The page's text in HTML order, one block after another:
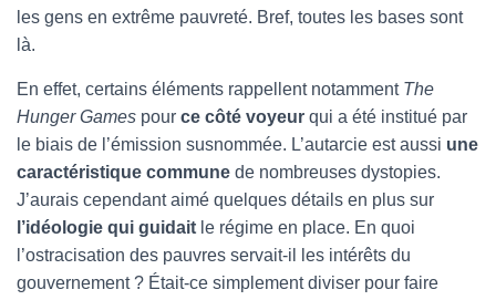
les gens en extrême pauvreté. Bref, toutes les bases sont
là.
En effet, certains éléments rappellent notamment The
Hunger Games pour ce côté voyeur qui a été institué par
le biais de l’émission susnommée. L’autarcie est aussi une
caractéristique commune de nombreuses dystopies.
J’aurais cependant aimé quelques détails en plus sur
l’idéologie qui guidait le régime en place. En quoi
l’ostracisation des pauvres servait-il les intérêts du
gouvernement ? Était-ce simplement diviser pour faire